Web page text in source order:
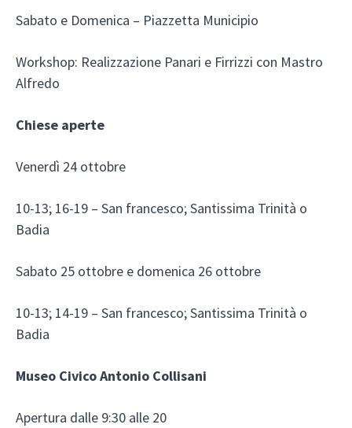
Sabato e Domenica – Piazzetta Municipio
Workshop: Realizzazione Panari e Firrizzi con Mastro
Alfredo
Chiese aperte
Venerdì 24 ottobre
10-13; 16-19 – San francesco; Santissima Trinità o
Badia
Sabato 25 ottobre e domenica 26 ottobre
10-13; 14-19 – San francesco; Santissima Trinità o
Badia
Museo Civico Antonio Collisani
Apertura dalle 9:30 alle 20